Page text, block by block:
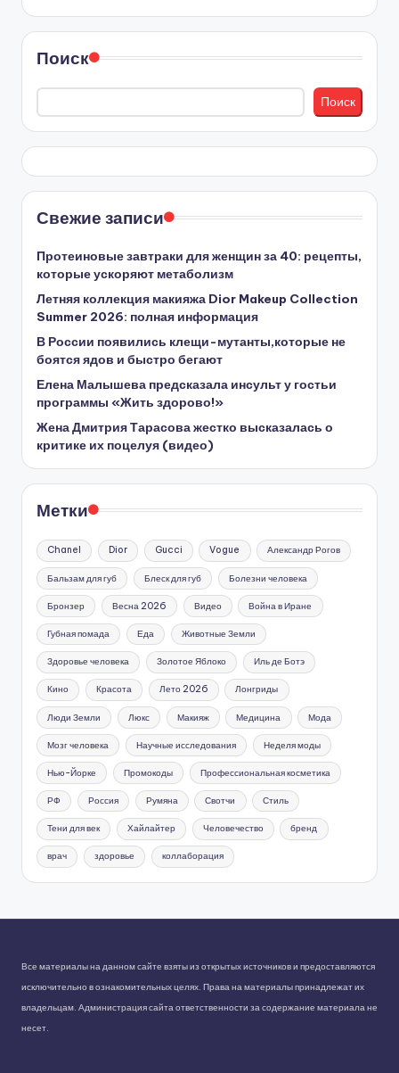
Поиск
Поиск
Свежие записи
Протеиновые завтраки для женщин за 40: рецепты,
которые ускоряют метаболизм
Летняя коллекция макияжа Dior Makeup Collection
Summer 2026: полная информация
В России появились клещи-мутанты,которые не
боятся ядов и быстро бегают
Елена Малышева предсказала инсульт у гостьи
программы «Жить здорово!»
Жена Дмитрия Тарасова жестко высказалась о
критике их поцелуя (видео)
Метки
Chanel Dior Gucci Vogue Александр Рогов
Бальзам для губ Блеск для губ Болезни человека
Бронзер Весна 2026 Видео Война в Иране
Губная помада Еда Животные Земли
Здоровье человека Золотое Яблоко Иль де Ботэ
Кино Красота Лето 2026 Лонгриды
Люди Земли Люкс Макияж Медицина Мода
Мозг человека Научные исследования Неделя моды
Нью-Йорке Промокоды Профессиональная косметика
РФ Россия Румяна Свотчи Стиль
Тени для век Хайлайтер Человечество бренд
врач здоровье коллаборация
Все материалы на данном сайте взяты из открытых источников и предоставляются
исключительно в ознакомительных целях. Права на материалы принадлежат их
владельцам. Администрация сайта ответственности за содержание материала не
несет.